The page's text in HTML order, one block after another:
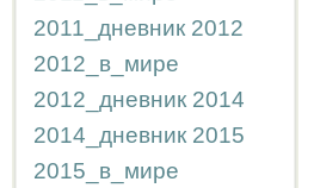
2011_дневник 2012
2012_в_мире
2012_дневник 2014
2014_дневник 2015
2015_в_мире